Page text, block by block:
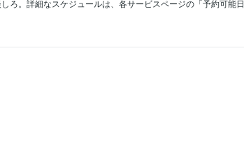
ろ。詳細なスケジュールは、各サービスページの「予約可能日